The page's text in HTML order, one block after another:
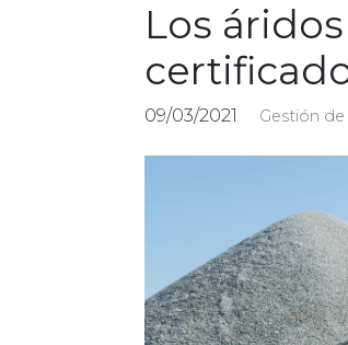
Los
09/03/2021 Gestión